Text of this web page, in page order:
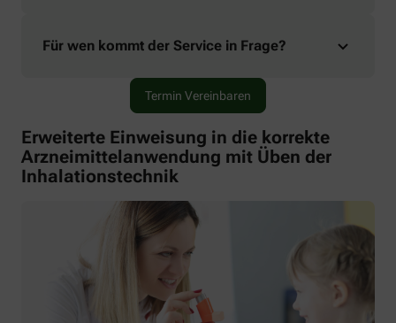
Für wen kommt der Service in Frage?
Termin Vereinbaren
Erweiterte Einweisung in die korrekte
Arzneimittelanwendung mit Üben der
Inhalationstechnik